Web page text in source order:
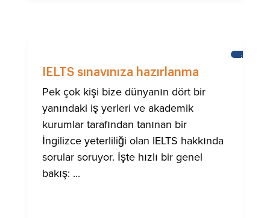
IELTS sınavınıza hazırlanma
Pek çok kişi bize dünyanın dört bir
yanındaki iş yerleri ve akademik
kurumlar tarafından tanınan bir
İngilizce yeterliliği olan IELTS hakkında
sorular soruyor. İşte hızlı bir genel
bakış: ...